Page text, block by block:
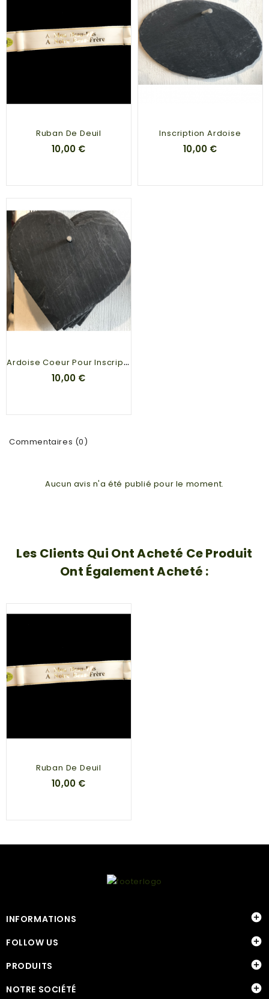
Ruban De Deuil
10,00 €
Inscription Ardoise
10,00 €
A
Rdoise Coeur Pour Inscriprion
10,00 €
Commentaires (0)
Aucun avis n'a été publié pour le moment.
Les Clients Qui Ont Acheté Ce Produit
Ont Également Acheté :
Ruban De Deuil
10,00 €
INFORMATIONS 
FOLLOW US 
PRODUITS 
NOTRE SOCIÉTÉ 